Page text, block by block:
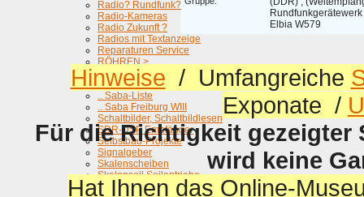
Radio? Rundfunk?
Radio-Kameras
Radio Zukunft ?
Radios mit Textanzeige
Reparaturen Service
RÖHREN >
Röhrenprüfgeräte
Saba
.. Saba-Liste
.. Saba Freiburg WIII
Schaltbilder, Schaltbildlesen
SDR-DSP Empfänger
Selbstbau-Projekte
Signalgeber
Skalenscheiben
Skalenseil Seilantriebe
Schnurlos ...
Elbia W579
Hinweise / Umfangreiche
Exponate /
Für die Richtigkeit
wird keine
Hat Ihnen das Online-